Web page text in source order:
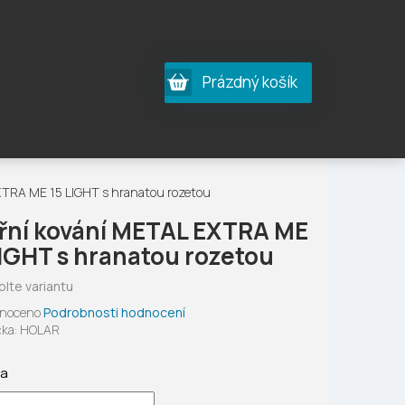
Nákupní
košík
Prázdný košík
kování METAL EXTRA ME
s hranatou rozetou
variantu
Podrobnosti hodnocení
HOLAR
ME 15 LIGHT s hranatou rozetou